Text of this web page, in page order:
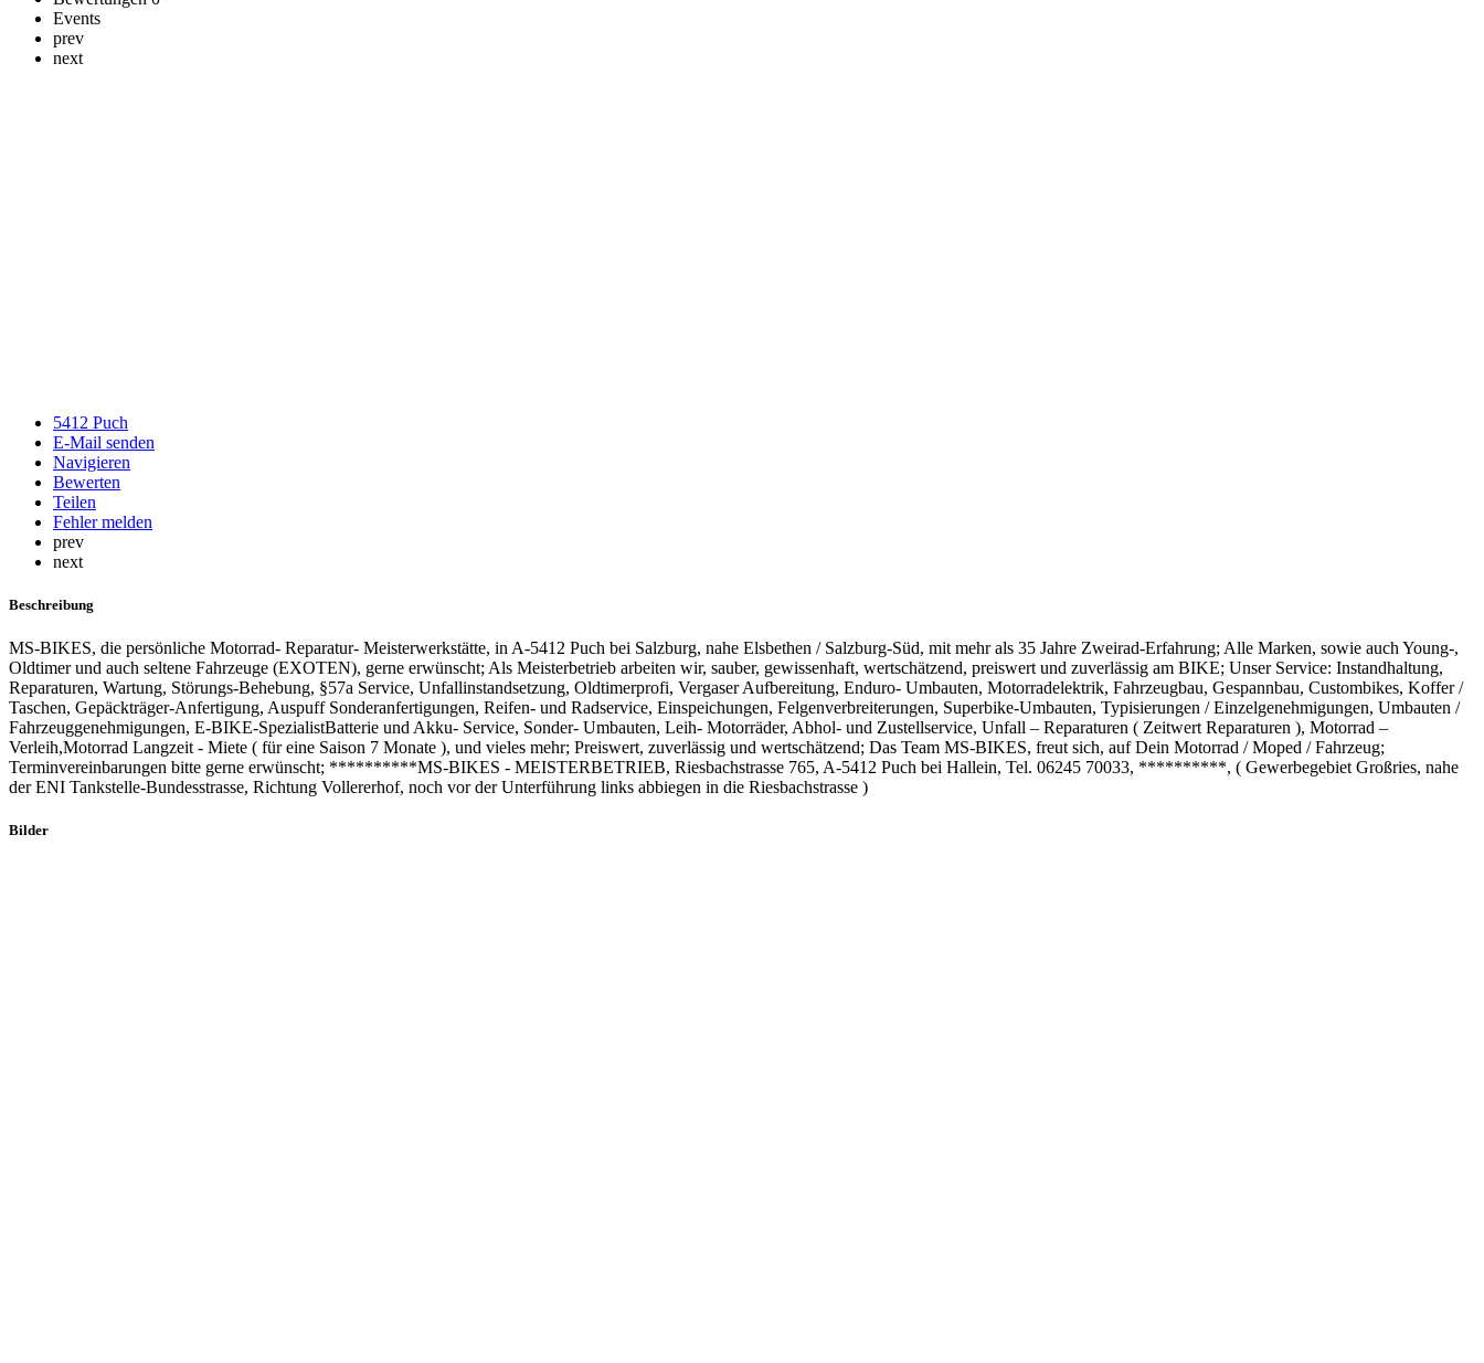
Events
prev
next
5412 Puch
E-Mail senden
Navigieren
Bewerten
Teilen
Fehler melden
prev
next
Beschreibung
MS-BIKES, die persönliche Motorrad- Reparatur- Meisterwerkstätte, in A-5412 Puch bei Salzburg, nahe Elsbethen / Salzburg-Süd, mit mehr als 35 Jahre Zweirad-Erfahrung; Alle Marken, sowie auch Young-,
Oldtimer und auch seltene Fahrzeuge (EXOTEN), gerne erwünscht; Als Meisterbetrieb arbeiten wir, sauber, gewissenhaft, wertschätzend, preiswert und zuverlässig am BIKE; Unser Service: Instandhaltung,
Reparaturen, Wartung, Störungs-Behebung, §57a Service, Unfallinstandsetzung, Oldtimerprofi, Vergaser Aufbereitung, Enduro- Umbauten, Motorradelektrik, Fahrzeugbau, Gespannbau, Custombikes, Koffer /
Taschen, Gepäckträger-Anfertigung, Auspuff Sonderanfertigungen, Reifen- und Radservice, Einspeichungen, Felgenverbreiterungen, Superbike-Umbauten, Typisierungen / Einzelgenehmigungen, Umbauten /
Fahrzeuggenehmigungen, E-BIKE-SpezialistBatterie und Akku- Service, Sonder- Umbauten, Leih- Motorräder, Abhol- und Zustellservice, Unfall – Reparaturen ( Zeitwert Reparaturen ), Motorrad –
Verleih,Motorrad Langzeit - Miete ( für eine Saison 7 Monate ), und vieles mehr; Preiswert, zuverlässig und wertschätzend; Das Team MS-BIKES, freut sich, auf Dein Motorrad / Moped / Fahrzeug;
Terminvereinbarungen bitte gerne erwünscht; **********MS-BIKES - MEISTERBETRIEB, Riesbachstrasse 765, A-5412 Puch bei Hallein, Tel. 06245 70033, **********, ( Gewerbegebiet Großries, nahe
der ENI Tankstelle-Bundesstrasse, Richtung Vollererhof, noch vor der Unterführung links abbiegen in die Riesbachstrasse )
Bilder